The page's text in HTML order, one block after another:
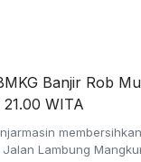
Lambung